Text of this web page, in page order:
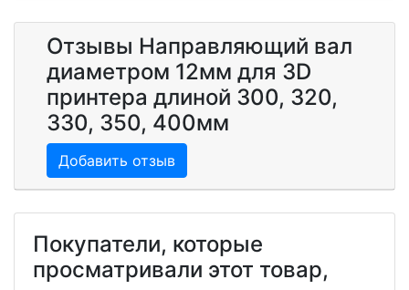
Отзывы Направляющий вал
диаметром 12мм для 3D
принтера длиной 300, 320,
330, 350, 400мм
Добавить отзыв
Покупатели, которые
просматривали этот товар,